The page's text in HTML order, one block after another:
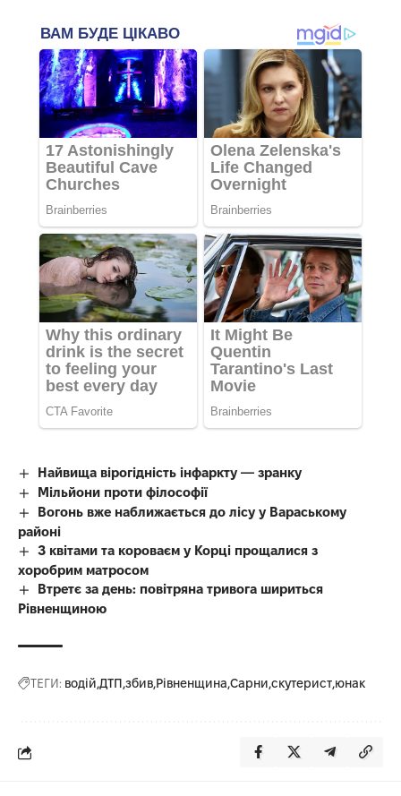
Найвища вірогідність інфаркту — зранку
Мільйони проти філософії
Вогонь вже наближається до лісу у Вараському
районі
З квітами та короваєм у Корці прощалися з
хоробрим матросом
Втретє за день: повітряна тривога шириться
Рівненщиною
ТЕГИ: водій ДТП збив Рівненщина Сарни скутерист юнак